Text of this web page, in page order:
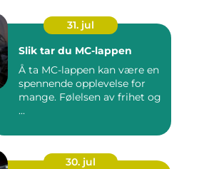
31. jul
Slik tar du MC-lappen
Å ta MC-lappen kan være en
spennende opplevelse for
mange. Følelsen av frihet og
...
30. jul